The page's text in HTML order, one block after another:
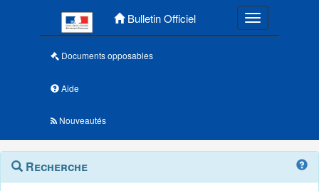
Bulletin Officiel Toggle
Documents opposables
Aide
Nouveautés
Navigation
outils
Menu
contextuel
Recherche